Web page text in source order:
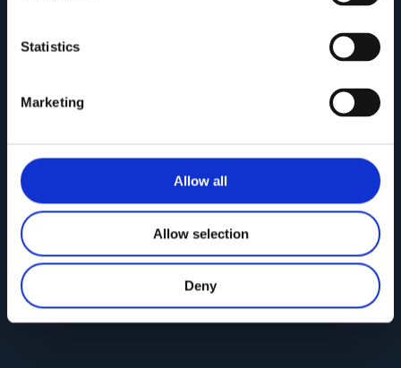
Statistics
Marketing
Allow all
Allow selection
Deny
Collezione NEW SELINA